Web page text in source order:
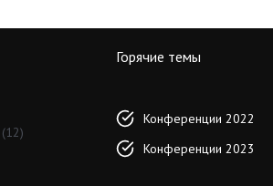
(12)
Горячие темы
Конференции 2022
Конференции 2023